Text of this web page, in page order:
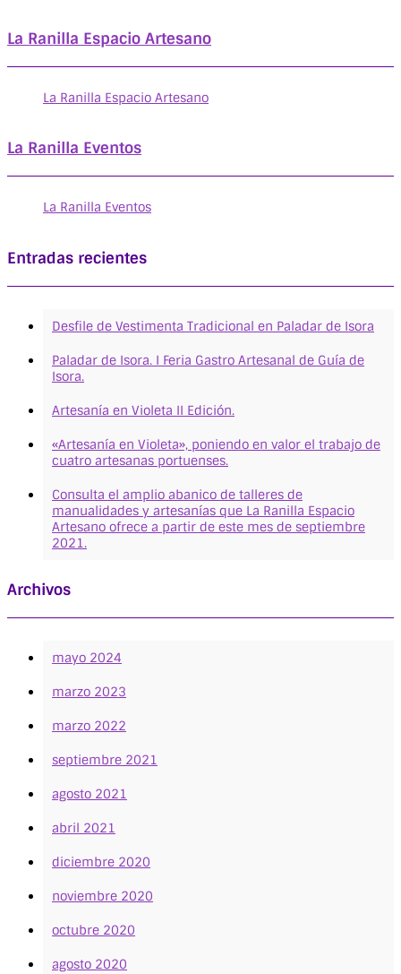
La Ranilla Espacio Artesano
La Ranilla Espacio Artesano
La Ranilla Eventos
La Ranilla Eventos
Entradas recientes
Desfile de Vestimenta Tradicional en Paladar de Isora
Paladar de Isora. I Feria Gastro Artesanal de Guía de
Isora.
Artesanía en Violeta II Edición.
«Artesanía en Violeta», poniendo en valor el trabajo de
cuatro artesanas portuenses.
Consulta el amplio abanico de talleres de
manualidades y artesanías que La Ranilla Espacio
Artesano ofrece a partir de este mes de septiembre
2021.
Archivos
mayo 2024
marzo 2023
marzo 2022
septiembre 2021
agosto 2021
abril 2021
diciembre 2020
noviembre 2020
octubre 2020
agosto 2020